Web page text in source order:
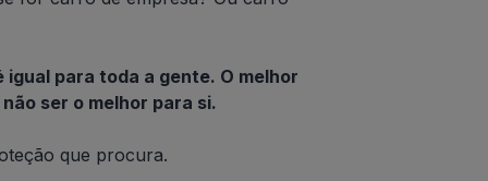
para toda a gente. O melhor
ser o melhor para si.
que procura.